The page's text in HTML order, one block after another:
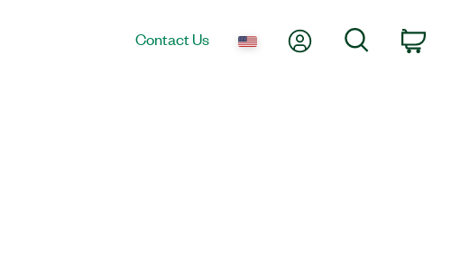
Contact Us My AccountSearch